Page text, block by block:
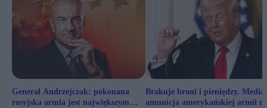
Generał Andrzejczak: pokonana
rosyjska armia jest największym
Brakuje broni i pieniędzy. Media:
amunicja amerykańskiej armii